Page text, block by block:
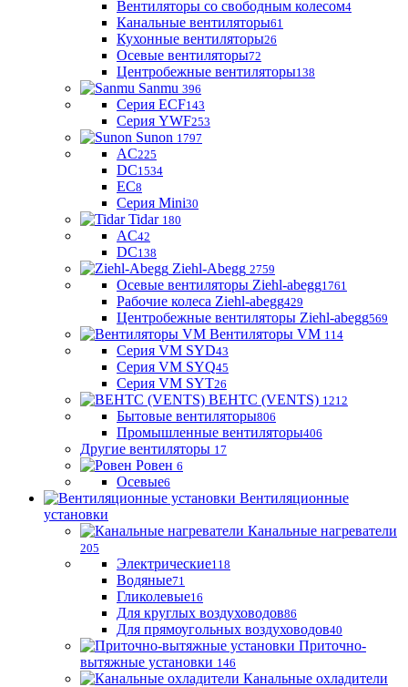
Вентиляторы со свободным колесом4
Канальные вентиляторы61
Кухонные вентиляторы26
Осевые вентиляторы72
Центробежные вентиляторы138
Sanmu 396
Серия ECF143
Серия YWF253
Sunon 1797
AC225
DC1534
EC8
Серия Mini30
Tidar 180
AC42
DC138
Ziehl-Abegg 2759
Осевые вентиляторы Ziehl-abegg1761
Рабочие колеса Ziehl-abegg429
Центробежные вентиляторы Ziehl-abegg569
Вентиляторы VM 114
Серия VM SYD43
Серия VM SYQ45
Серия VM SYT26
ВЕНТС (VENTS) 1212
Бытовые вентиляторы806
Промышленные вентиляторы406
Другие вентиляторы 17
Ровен 6
Осевые6
Вентиляционные
установки
Канальные нагреватели
205
Электрические118
Водяные71
Гликолевые16
Для круглых воздуховодов86
Для прямоугольных воздуховодов40
Приточно-
вытяжные установки 146
Канальные охладители